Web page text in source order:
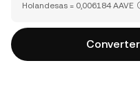
Holandesas = 0,006184 AAVE
Converter